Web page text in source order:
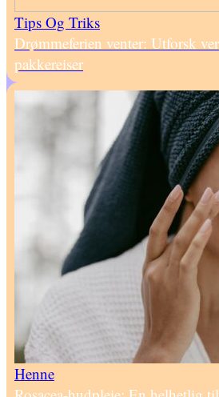
Tips Og Triks
Drømmeferien venter: Utforsk
pakkereiser
Henne